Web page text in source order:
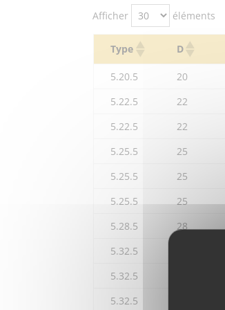
Afficher éléments
Type D
5.20.5 20
5.22.5
22
5.22.5
22
5.25.5
25
5.25.5
25
5.25.5
25
5.28.5
28
5.32.5
5.32.5
5.32.5